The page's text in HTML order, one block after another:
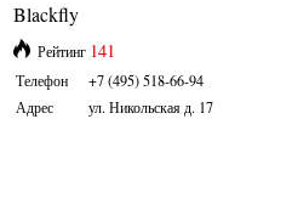
Blackfly
Рейтинг 141
Телефон
+7 (495) 518-66-94
Адрес
ул. Никольская д. 17